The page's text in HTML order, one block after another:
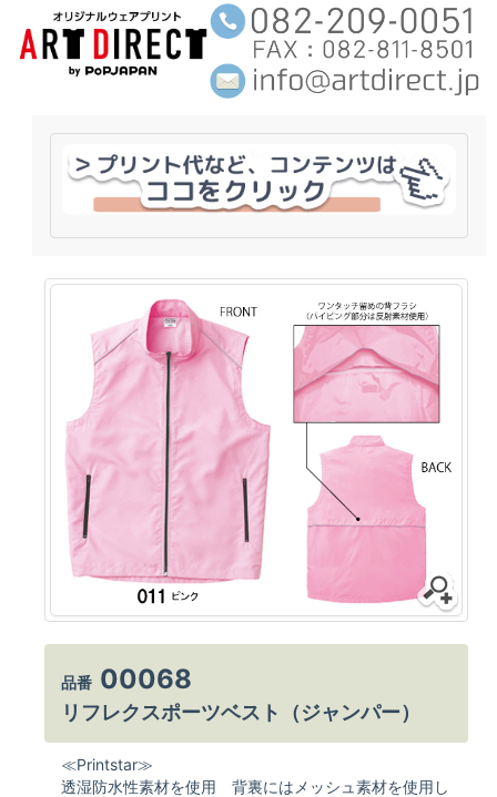
品番 00068
リフレクスポーツベスト（ジャンパー）
≪Printstar≫
透湿防水性素材を使用 背裏にはメッシュ素材を使用し